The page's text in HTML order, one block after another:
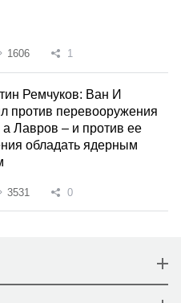
1606 1
Ремчуков: Ван И
против перевооружения
Лавров – и против ее
обладать ядерным
3531 0